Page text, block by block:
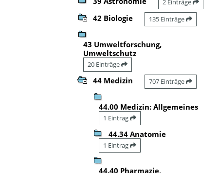
2 Einträge
42 Biologie 135 Einträge
43 Umweltforschung,
Umweltschutz
20 Einträge
44 Medizin 707 Einträge
44.00 Medizin: Allgemeines
1 Eintrag
44.34 Anatomie
1 Eintrag
44.40 Pharmazie,